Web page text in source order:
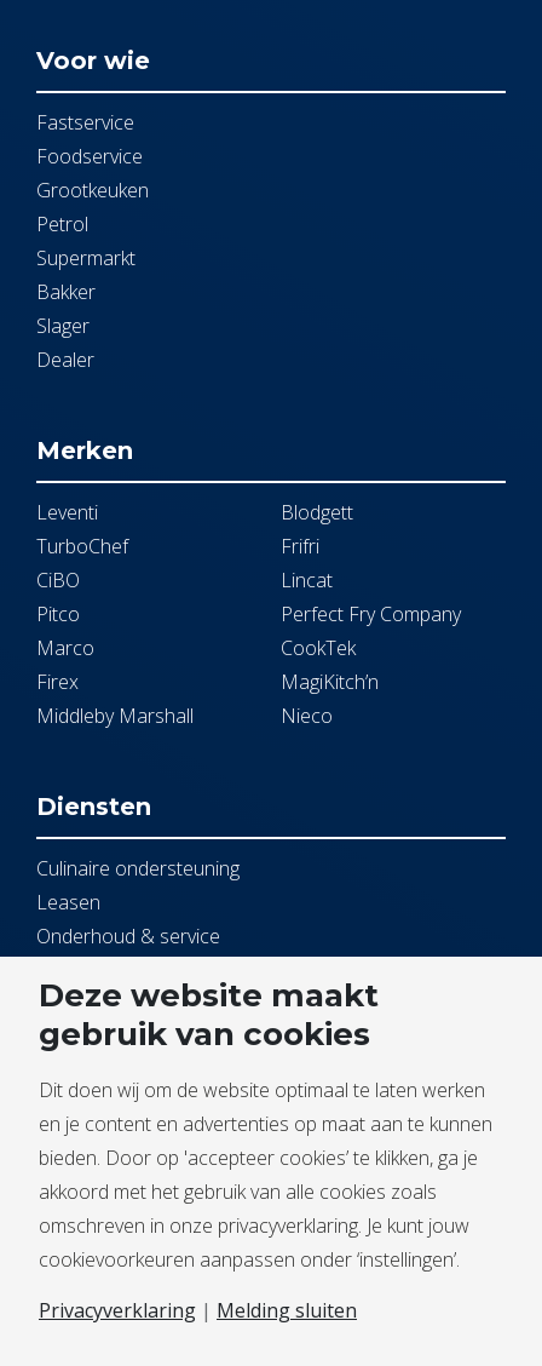
Voor wie
Fastservice
Foodservice
Grootkeuken
Petrol
Supermarkt
Bakker
Slager
Dealer
Merken
Leventi
TurboChef
CiBO
Pitco
Marco
Firex
Middleby Marshall
Blodgett
Frifri
Lincat
Perfect Fry Company
CookTek
MagiKitch’n
Nieco
Diensten
Culinaire ondersteuning
Leasen
Onderhoud & service
Service
Contact
Service melden
Documentbeheer
Deze website maakt
gebruik van cookies
Dit doen wij om de website optimaal te laten werken
en je content en advertenties op maat aan te kunnen
bieden. Door op 'accepteer cookies’ te klikken, ga je
akkoord met het gebruik van alle cookies zoals
omschreven in onze privacyverklaring. Je kunt jouw
cookievoorkeuren aanpassen onder ‘instellingen’.
Privacyverklaring | Melding sluiten